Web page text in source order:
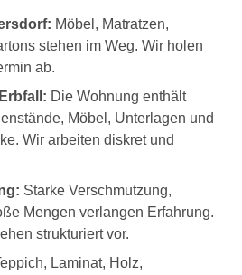
Möbel, Matratzen,
stehen im Weg. Wir holen
ab.
Die Wohnung enthält
Möbel, Unterlagen und
Wir arbeiten diskret und
Starke Verschmutzung,
Mengen verlangen Erfahrung.
strukturiert vor.
Laminat, Holz,